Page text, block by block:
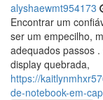
alyshaewmt954173
Encontrar um
ser um empecilho,
adequados passos
display quebrada,
https://
de-notebook-em-